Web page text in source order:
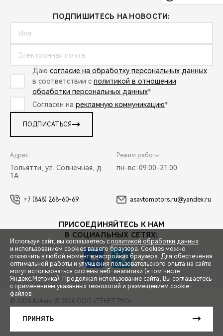
СПЕЦПРЕДЛОЖЕНИЯ
ЗАПИСЬ НА ТЕСТ-ДРАЙВ
ПОДПИШИТЕСЬ НА НОВОСТИ:
Даю согласие на обработку персональных данных
в соответствии с политикой в отношении
обработки персональных данных*
Согласен на рекламную коммуникацию*
ПОДПИСАТЬСЯ
Адрес:
Тольятти, ул. Солнечная, д.
1А
Режим работы:
пн-вс: 09:00-21:00
+7 (848) 268-60-69 asavtomotors.ru@yandex.ru
ПРИСОЕДИНЯЙТЕСЬ К НАМ
В СОЦИАЛЬНЫХ СЕТЯХ:
© 2026 АсАвто © 2026 ООО «ТЕНЕТ РУС»
Сделано в ПЕРКС
Используя сайт, вы соглашаетесь с политикой обработки данных
и использованием cookies вашего браузера. Cookies можно
отключить в любой момент в настройках браузера. Для обеспечения
оптимальной работы и улучшения пользовательского опыта на сайте
могут использоваться системы веб-аналитики (в том числе
Яндекс.Метрика). Продолжая использование сайта, Вы соглашаетесь
с применением указанных технологий и размещением cookie-
файлов.
ПРИНЯТЬ